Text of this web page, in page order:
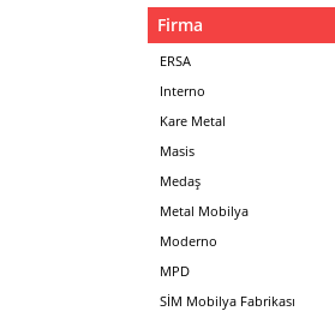
Firma
ERSA
Interno
Kare Metal
Masis
Medaş
Metal Mobilya
Moderno
MPD
SİM Mobilya Fabrikası